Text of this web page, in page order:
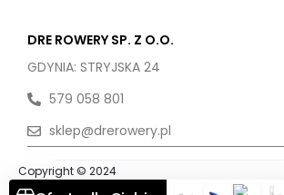
DRE ROWERY SP. Z O.O.
GDYNIA: STRYJSKA 24
579 058 801
sklep@drerowery.pl
Copyright © 2024
Aktualności
FAQs